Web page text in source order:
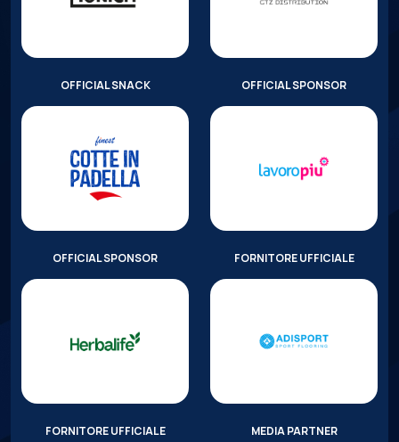
OFFICIAL SNACK OFFICIAL SPONSOR
OFFICIAL SPONSOR FORNITORE UFFICIALE
FORNITORE UFFICIALE MEDIA PARTNER